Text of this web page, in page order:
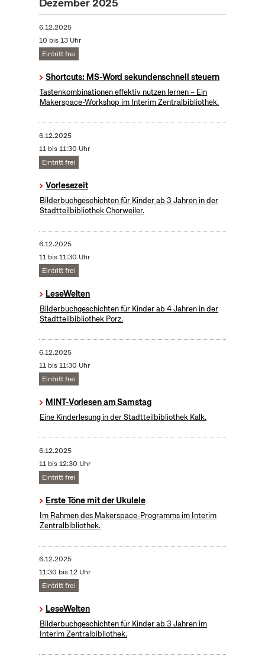
Dezember 2025
6.12.2025
10 bis 13 Uhr
Eintritt frei
Shortcuts: MS-Word sekundenschnell steuern
Tastenkombinationen effektiv nutzen lernen – Ein
Makerspace-Workshop im Interim Zentralbibliothek.
6.12.2025
11 bis 11:30 Uhr
Eintritt frei
Vorlesezeit
Bilderbuchgeschichten für Kinder ab 3 Jahren in der
Stadtteilbibliothek Chorweiler.
6.12.2025
11 bis 11:30 Uhr
Eintritt frei
LeseWelten
Bilderbuchgeschichten für Kinder ab 4 Jahren in der
Stadtteilbibliothek Porz.
6.12.2025
11 bis 11:30 Uhr
Eintritt frei
MINT-Vorlesen am Samstag
Eine Kinderlesung in der Stadtteilbibliothek Kalk.
6.12.2025
11 bis 12:30 Uhr
Eintritt frei
Erste Töne mit der Ukulele
Im Rahmen des Makerspace-Programms im Interim
Zentralbibliothek.
6.12.2025
11:30 bis 12 Uhr
Eintritt frei
LeseWelten
Bilderbuchgeschichten für Kinder ab 3 Jahren im
Interim Zentralbibliothek.